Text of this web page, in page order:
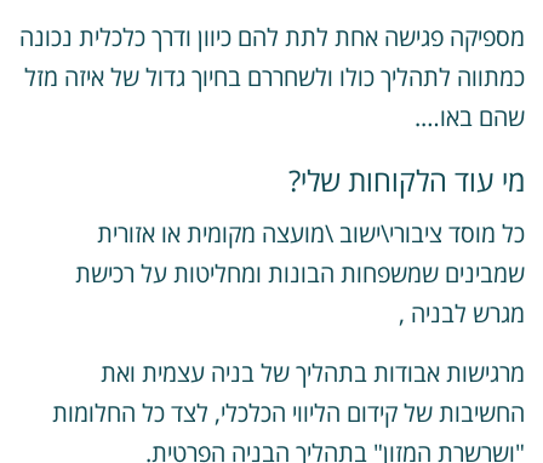
פגישה אחת לתת להם כיוון ודרך כלכלית נכונה
לתהליך כולו ולשחררם בחיוך גדול של איזה מזל
באו….
עוד הלקוחות שלי?
מוסד ציבורי\ישוב \מועצה מקומית או אזורית
שמשפחות הבונות ומחליטות על רכישת
לבניה ,
אבודות בתהליך של בניה עצמית ואת
של קידום הליווי הכלכלי, לצד כל החלומות
המזון" בתהליך הבניה הפרטית.